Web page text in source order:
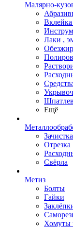
Малярно-
Вклейка
Лаки ,
Ещё
Зачистка
Отрезка
Свёрла
Метиз
Болты
Гайки
Хомуты